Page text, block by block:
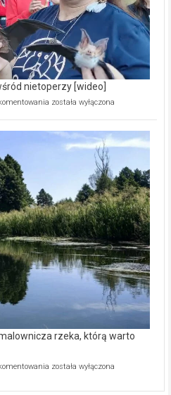
nietoperzy [wideo]
Ekologiczne
kamerą
wśród
została wyłączona
rzeka, którą warto
Ekologiczne
została wyłączona